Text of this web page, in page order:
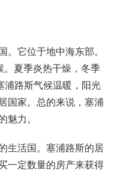
。它位于地中海东部。
。夏季炎热干燥，冬季
浦路斯气候温暖，阳光
国家。总的来说，塞浦
魅力。
生活国。塞浦路斯的居
一定数量的房产来获得